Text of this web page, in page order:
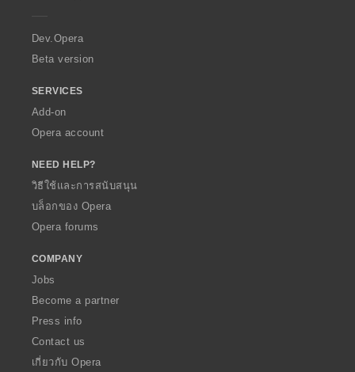
a
Dev.Opera
Beta version
SERVICES
Add-on
Opera account
NEED HELP?
วิธีใช้และการสนับสนุน
บล็อกของ Opera
Opera forums
COMPANY
Jobs
Become a partner
Press info
Contact us
เกี่ยวกับ Opera